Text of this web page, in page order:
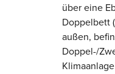
über eine
Doppelbett
außen,
Doppel-/